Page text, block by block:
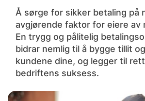
Å sørge for sikker betaling på
avgjørende faktor for eiere av
En trygg og pålitelig
bidrar nemlig til å bygge tillit
kundene dine, og legger til
bedriftens suksess.